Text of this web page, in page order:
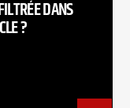
DANS
?